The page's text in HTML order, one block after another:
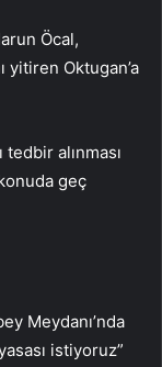
Öcal,
yitiren Oktugan’a
alınması
geç
Meydanı’nda
istiyoruz”